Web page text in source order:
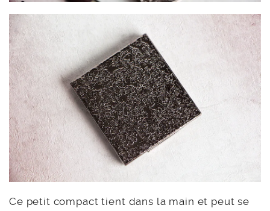
Ce petit compact tient dans la main et peut se